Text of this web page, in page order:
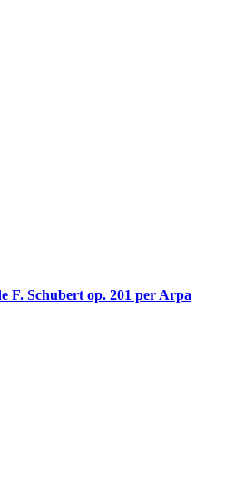
F. Schubert op. 201 per Arpa